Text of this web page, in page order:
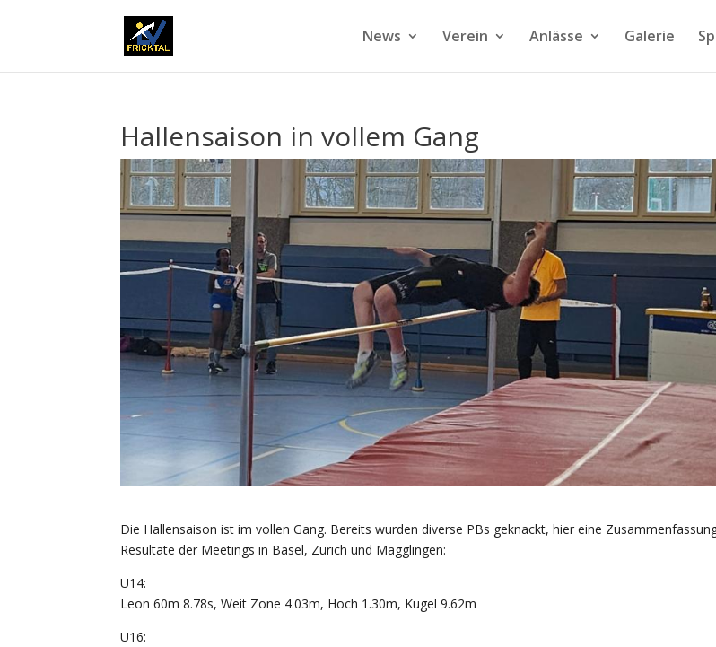
News Verein Anlässe Galerie
Hallensaison in vollem Gang
Die Hallensaison ist im vollen Gang. Bereits wurden diverse PBs geknackt, hier eine
Resultate der Meetings in Basel, Zürich und Magglingen:
U14:
Leon 60m 8.78s, Weit Zone 4.03m, Hoch 1.30m, Kugel 9.62m
U16: